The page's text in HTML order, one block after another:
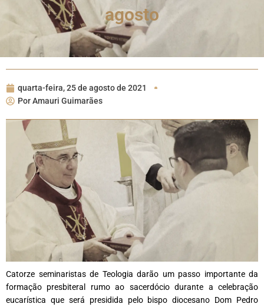
agosto
quarta-feira, 25 de agosto de 2021
PorAmauri Guimarães
Catorze seminaristas de Teologia darão um passo importante da
formação presbiteral rumo ao sacerdócio durante a celebração
eucarística que será presidida pelo bispo diocesano Dom Pedro